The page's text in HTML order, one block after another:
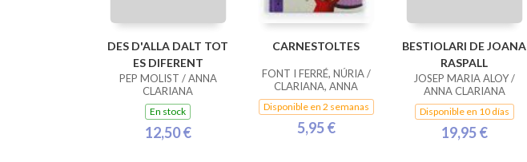
DES D'ALLA DALT TOT
ES DIFERENT
PEP MOLIST / ANNA
CLARIANA
En stock
12,50 €
CARNESTOLTES
FONT I FERRÉ, NÚRIA /
CLARIANA, ANNA
Disponible en 2 semanas
5,95 €
BESTIOLARI DE JOANA
RASPALL
JOSEP MARIA ALOY /
ANNA CLARIANA
Disponible en 10 días
19,95 €